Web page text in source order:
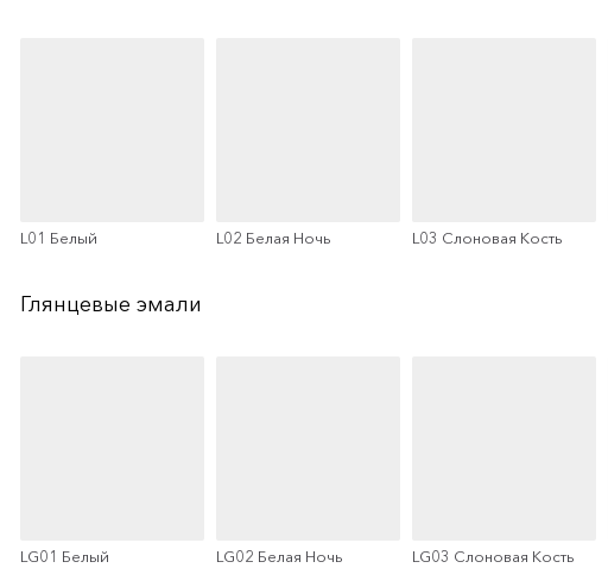
L01 Белый L02 Белая Ночь L03 Слоновая Кость
Глянцевые эмали
LG01 Белый LG02 Белая Ночь LG03 Слоновая Кость